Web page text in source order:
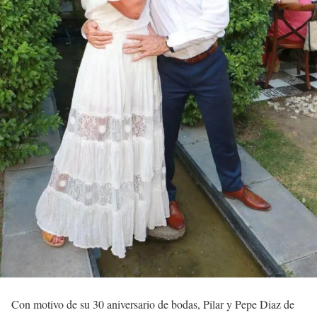
Con motivo de su 30 aniversario de bodas, Pilar y Pepe Diaz de